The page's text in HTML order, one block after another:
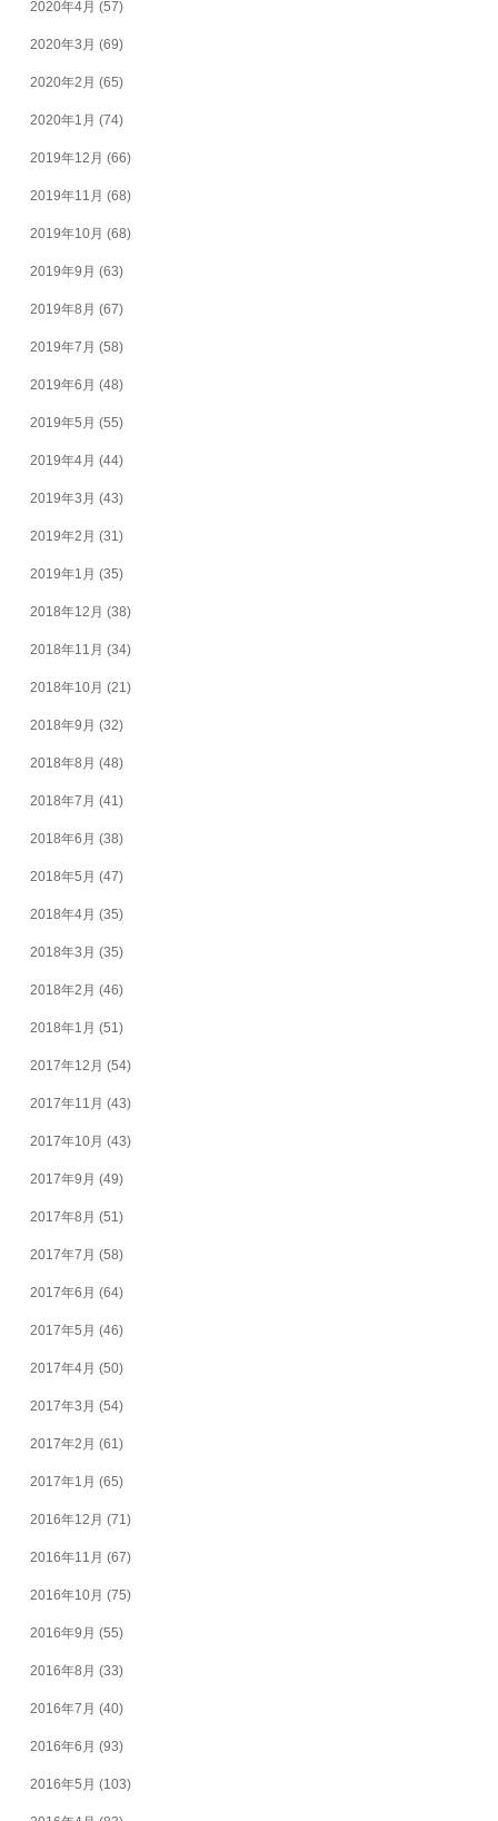
2020年4月 (57)
2020年3月 (69)
2020年2月 (65)
2020年1月 (74)
2019年12月 (66)
2019年11月 (68)
2019年10月 (68)
2019年9月 (63)
2019年8月 (67)
2019年7月 (58)
2019年6月 (48)
2019年5月 (55)
2019年4月 (44)
2019年3月 (43)
2019年2月 (31)
2019年1月 (35)
2018年12月 (38)
2018年11月 (34)
2018年10月 (21)
2018年9月 (32)
2018年8月 (48)
2018年7月 (41)
2018年6月 (38)
2018年5月 (47)
2018年4月 (35)
2018年3月 (35)
2018年2月 (46)
2018年1月 (51)
2017年12月 (54)
2017年11月 (43)
2017年10月 (43)
2017年9月 (49)
2017年8月 (51)
2017年7月 (58)
2017年6月 (64)
2017年5月 (46)
2017年4月 (50)
2017年3月 (54)
2017年2月 (61)
2017年1月 (65)
2016年12月 (71)
2016年11月 (67)
2016年10月 (75)
2016年9月 (55)
2016年8月 (33)
2016年7月 (40)
2016年6月 (93)
2016年5月 (103)